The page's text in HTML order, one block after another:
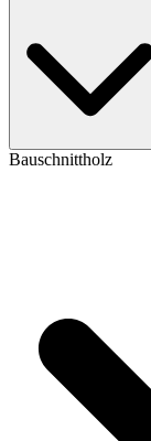
Bauschnittholz